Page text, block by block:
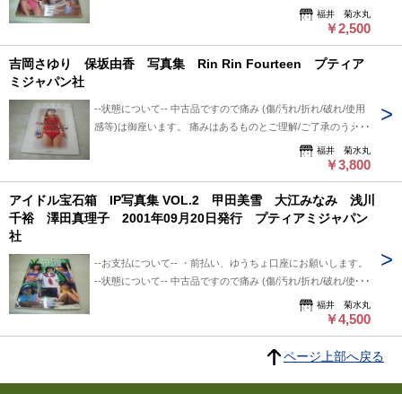
感等)は あるものとご理解/ご了承のうえ、 購入ご検討頂けれ
ば幸いです。 --送料について-- ・レターパックライト 430円
※追跡番号あり+保証なし+ポスト投函 ・レターパックプラ
ス 600円 ※追跡番号あり+保証なし+対面受け取り (押印また
※※郵便局+クロネコ営業所留め置き可能です。 --発送につい
て-- 振込確認後、2～3日以内で発送致します。 ※郵便局ご利
用の場合、平日のみ、 クロネコ便は常時発送可能。 ※※郵便
局発送ご利用、日・祭日かかる場合は 祭日明け発送になりま
から荷物の配送状況確認できます。 --保管期間について-- 此方
から連絡後、5日間保管しています。 5日間内、購入手続き頂
ャンセルさせて頂いています。
福井 菊水丸
￥2,500
吉岡さゆり 保坂由香 写真集 Rin Rin Fourteen プティア
ミジャパン社
--状態について-- 中古品ですので痛み (傷/汚れ/折れ/破れ/使用
感等)は御座います。 痛みはあるものとご理解/ご了承のうえ、
購入ご検討頂ければ幸いです。 --お支払について-- ・前払い、
ゆうちょ口座にお願いします。 --送料について-- ・レターパッ
クライト 430円 ※追跡番号あり+保証なし+ポスト投函 ・レ
ターパックプラス 600円 ※追跡番号あり+保証なし+対面受け
取り (押印またはサイン必要) ・クロネコ便 送料は地方によ
す。 --発送について-- 振込確認後、2～3日以内で発送致しま
す。 ※郵便局ご利用の場合、平日のみ、 クロネコ便は常時発
送可能。 ※※郵便局発送ご利用、日・祭日かかる場合は 祭日
明け発送になります。 ※※※追跡番号は発送前にお知らせ致
期間について-- 此方から連絡後、5日間保管しています。 5日
福井 菊水丸
￥3,800
アイドル宝石箱 IP写真集 VOL.2 甲田美雪 大江みなみ 浅川
千裕 澤田真理子 2001年09月20日発行 プティアミジャパン
社
--お支払について-- ・前払い、ゆうちょ口座にお願いします。
--状態について-- 中古品ですので痛み (傷/汚れ/折れ/破れ/使用
感等)は あるものとご理解/ご了承のうえ、 購入ご検討頂けれ
ば幸いです。 --送料について-- ・レターパックライト 430円
※追跡番号あり+保証なし+ポスト投函 ・レターパックプラ
ス 600円 ※追跡番号あり+保証なし+対面受け取り (押印また
福井 菊水丸
￥4,500
ページ上部へ戻る